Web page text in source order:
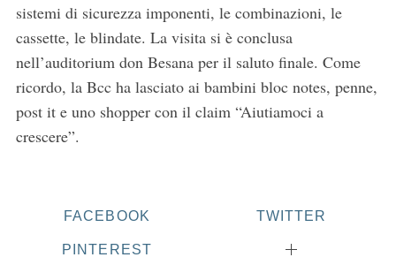
sistemi di sicurezza imponenti, le combinazioni, le
cassette, le blindate. La visita si è conclusa
nell’auditorium don Besana per il saluto finale. Come
ricordo, la Bcc ha lasciato ai bambini bloc notes, penne,
post it e uno shopper con il claim “Aiutiamoci a
crescere”.
FACEBOOK TWITTER
PINTEREST